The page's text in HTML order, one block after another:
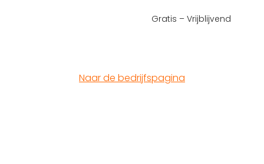
Gratis – Vrijblijvend
Naar de bedrijfspagina